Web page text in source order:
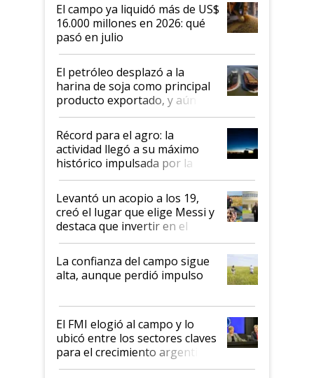
El campo ya liquidó más de US$
16.000 millones en 2026: qué
pasó en julio
El petróleo desplazó a la
harina de soja como principal
producto exportado, y aún así
el agro aportó casi seis de cada
diez dólares y sostuvo el
liderazgo en un semestre
récord
Récord para el agro: la
actividad llegó a su máximo
histórico impulsada por la
cosecha y las exportaciones
Levantó un acopio a los 19,
creó el lugar que elige Messi y
destaca que invertir en el
kirchnerismo era como "darle
plata a un hijo para droga":
Juan Félix Rossetti, el libertario
que de una dura crisis salió
de Milei
La confianza del campo sigue
alta, aunque perdió impulso
El FMI elogió al campo y lo
ubicó entre los sectores claves
para el crecimiento argentino